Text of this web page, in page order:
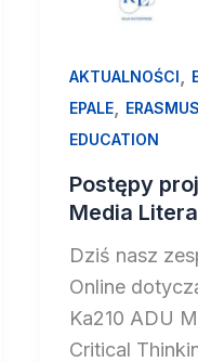
AKTUALNOŚCI
EPALE,
EDUCATION
Postępy
Media
Dziś nasz
Online
Ka210 ADU
Critical